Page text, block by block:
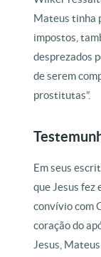
Mateus tinha
impostos,
desprezados
de serem
prostitutas”.
Em seus
que Jesus fez
convívio com
coração do
Jesus,